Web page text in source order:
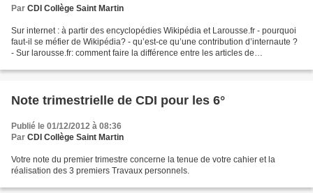
Par CDI Collège Saint Martin
Sur internet : à partir des encyclopédies Wikipédia et Larousse.fr - pourquoi
faut-il se méfier de Wikipédia? - qu’est-ce qu’une contribution d’internaute ?
- Sur larousse.fr: comment faire la différence entre les articles de
Note trimestrielle de CDI pour les 6°
Publié le 01/12/2012 à 08:36
Par CDI Collège Saint Martin
Votre note du premier trimestre concerne la tenue de votre cahier et la
réalisation des 3 premiers Travaux personnels.